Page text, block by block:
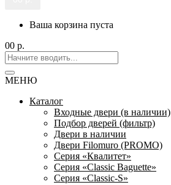
Ваша корзина пуста
00 р.
МЕНЮ
Каталог
Входные двери (в наличии)
Подбор дверей (фильтр)
Двери в наличии
Двери Filomuro (PROMO)
Серия «Квалитет»
Серия «Classic Baguette»
Серия «Classic-S»